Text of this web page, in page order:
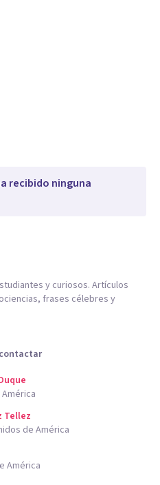
recibido ninguna
y curiosos. Artículos
frases célebres y
Tellez
de América
América